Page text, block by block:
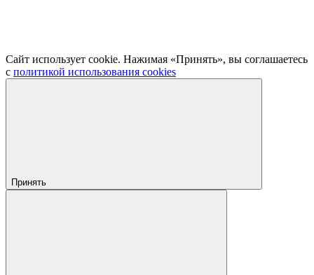
Сайт использует cookie. Нажимая «Принять», вы соглашаетесь
с политикой использования cookies
Принять